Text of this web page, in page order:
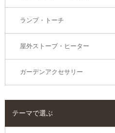
ランプ・トーチ
屋外ストーブ・ヒーター
ガーデンアクセサリー
テーマで選ぶ